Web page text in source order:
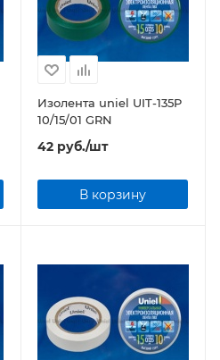
Изолента uniel UIT-135P
10/15/01 GRN
42руб./шт
В корзину